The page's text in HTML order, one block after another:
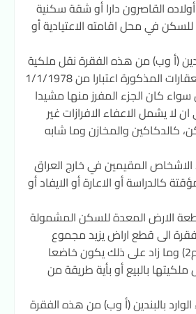
القاصرون دارا أو شقة سكنية
في محل اقامته الاعتيادية أو
(أ وب) من هذه الفقرة نقل ملكية
الاجزاء المفرزة من العقارات المذكورة اعتبارا من 1/1/1978
سواء كان الجزء المفرز منها مشيدا
ان لا يشمل الاعفاء الافرازات غير
كالدكاكين والمخازن وما شابه
المقيمين في خارج العراق
كالدراسة أو الاعارة أو الايفاد أو
الارض المعدة للسكن المشمولة
الى قطع اراض يزيد مجموع
مساحتها على (800 م2) وما زاد على ذلك يكون خاضعا
بالبيع أو بأية طريقة من
بالبندين (أ وب) من هذه الفقرة